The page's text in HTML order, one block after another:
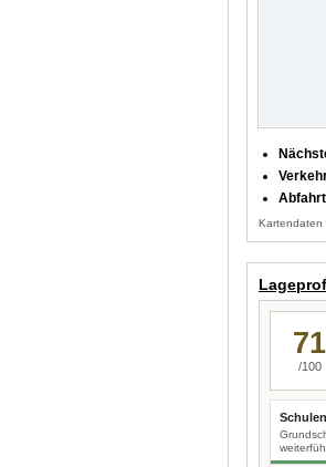
71
/100
Schulen